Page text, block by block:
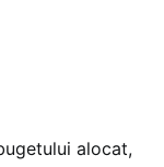
alocat,